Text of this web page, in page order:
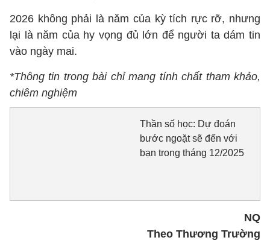
2026 không phải là năm của kỳ tích rực rỡ, nhưng
lại là năm của hy vọng đủ lớn để người ta dám tin
vào ngày mai.
*Thông tin trong bài chỉ mang tính chất tham khảo,
chiêm nghiệm
Thần số học: Dự đoán
bước ngoặt sẽ đến với
bạn trong tháng 12/2025
NQ
Theo Thương Trường